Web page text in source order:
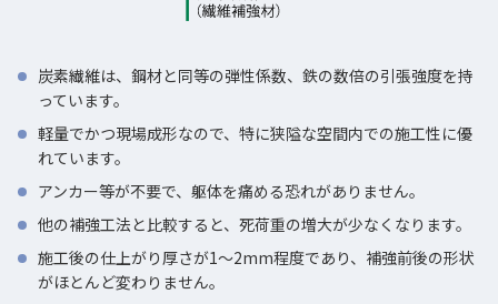
炭素繊維は、鋼材と同等の弾性係数、鉄の数倍の引張強度を持
っています。
軽量でかつ現場成形なので、特に狭隘な空間内での施工性に優
れています。
アンカー等が不要で、躯体を痛める恐れがありません。
他の補強工法と比較すると、死荷重の増大が少なくなります。
施工後の仕上がり厚さが1～2mm程度であり、補強前後の形状
がほとんど変わりません。